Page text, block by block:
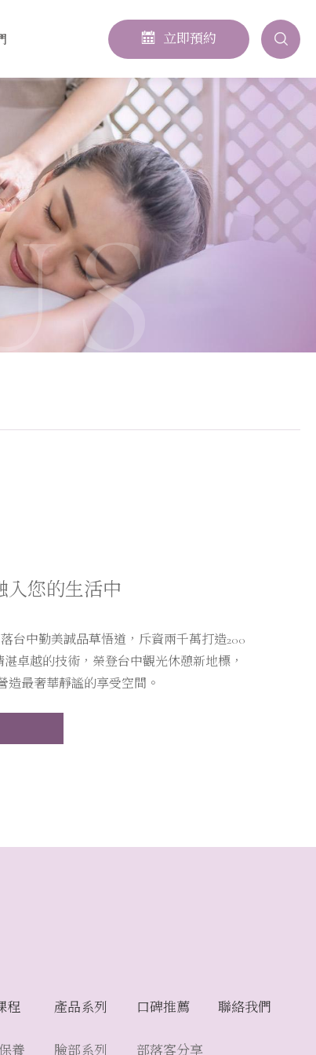
立即預約
入您的生活中
台中勤美誠品草悟道，斥資兩千萬打造200
卓越的技術，榮登台中觀光休憩新地標，
造最奢華靜謐的享受空間。
程
養
產品系列
臉部系列
口碑推薦
部落客分享
聯絡我們